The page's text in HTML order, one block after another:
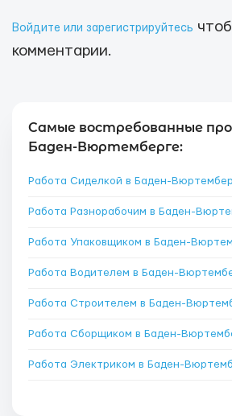
Войдите или зарегистрируйтесь
комментарии.
Самые востребованные
Баден-Вюртемберге:
Работа Сиделкой в Баден-
Работа Разнорабочим в Баден-
Работа Упаковщиком в Баден-
Работа Водителем в Баден-
Работа Строителем в Баден-
Работа Сборщиком в Баден-
Работа Электриком в Баден-